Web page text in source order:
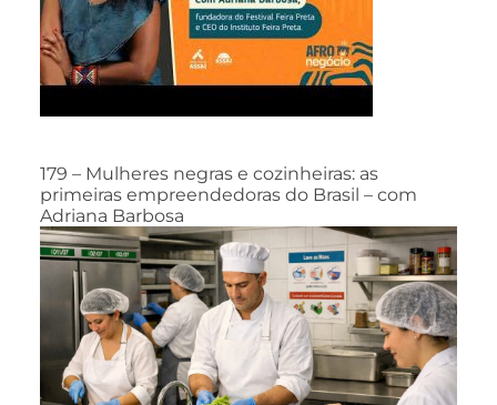
179 – Mulheres negras e cozinheiras: as
primeiras empreendedoras do Brasil – com
Adriana Barbosa